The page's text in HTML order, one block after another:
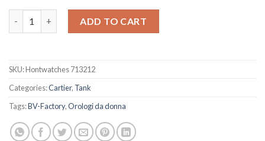
ADD TO CART
SKU:Hontwatches 713212
Categories:Cartier, Tank
Tags:BV-Factory,Orologi da donna